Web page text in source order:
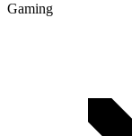
Gaming